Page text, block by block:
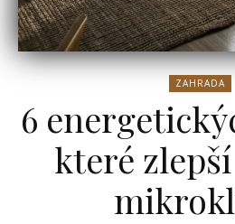
ZAHRADA
6
které